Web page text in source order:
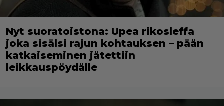
Nyt suoratoistona: Upea rikosleffa
joka sisälsi rajun kohtauksen – pään
katkaiseminen jätettiin
leikkauspöydälle